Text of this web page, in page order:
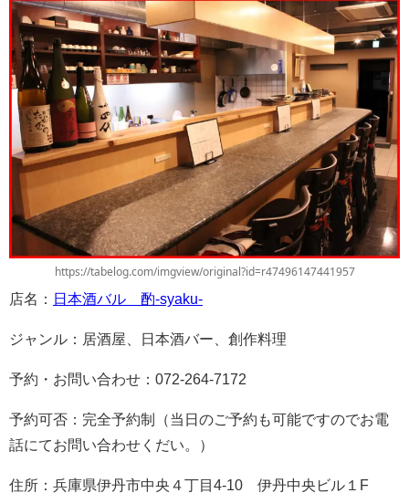
https://tabelog.com/imgview/original?id=r47496147441957
店名： 日本酒バル 酌-syaku-
ジャンル：居酒屋、日本酒バー、創作料理
予約・お問い合わせ：072-264-7172
予約可否：完全予約制（当日のご予約も可能ですのでお電
話にてお問い合わせくだい。）
住所：兵庫県伊丹市中央４丁目4-10 伊丹中央ビル１F